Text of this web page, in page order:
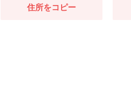
住所をコピー